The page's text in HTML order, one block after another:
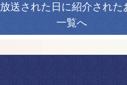
放送された日に紹介された
一覧へ